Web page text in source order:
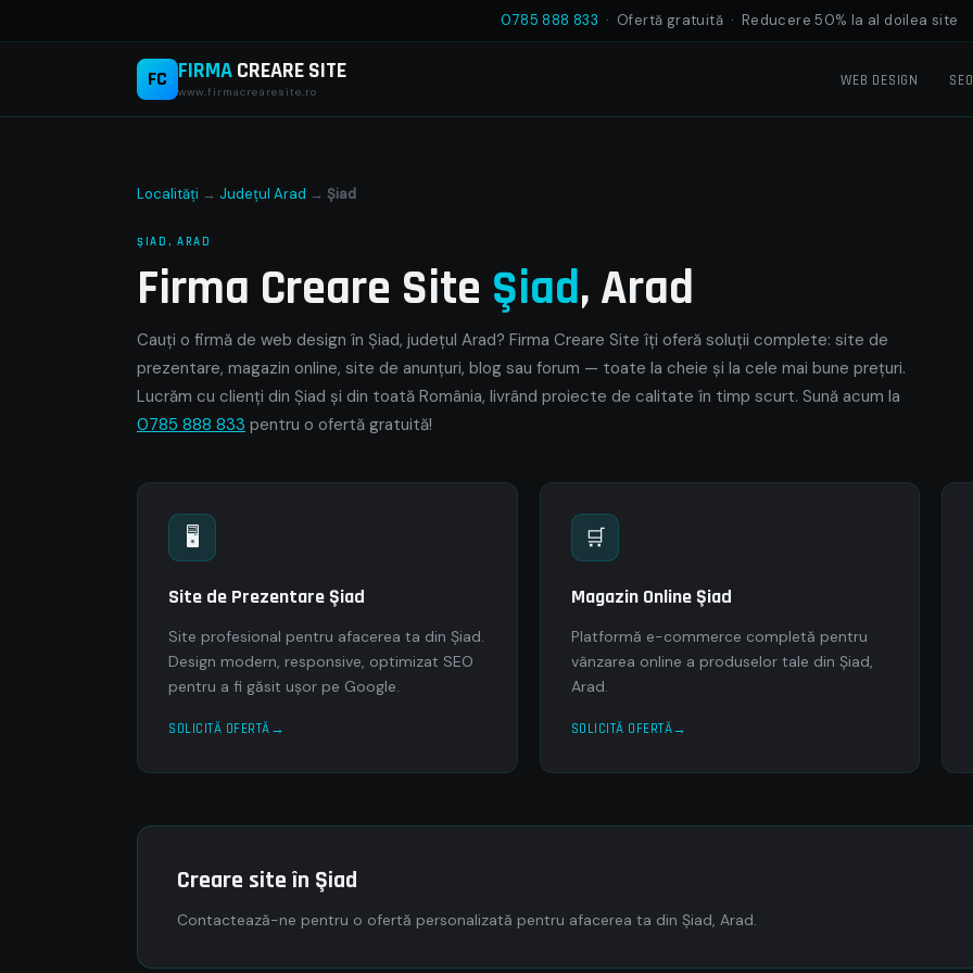
0785 888 833 · Ofertă gratuită · Reducere 50% la al doilea site
FC FIRMACREARE SITE
www.firmacrearesite.ro
WEB DESIGN SEO
Localități → Județul Arad → Şiad
ŞIAD, ARAD
Firma Creare Site Şiad, Arad
Cauți o firmă de web design în Şiad, județul Arad? Firma Creare Site îți oferă soluții complete: site de
prezentare, magazin online, site de anunțuri, blog sau forum — toate la cheie și la cele mai bune prețuri.
Lucrăm cu clienți din Şiad și din toată România, livrând proiecte de calitate în timp scurt. Sună acum la
0785 888 833 pentru o ofertă gratuită!
🖥
Site de Prezentare Şiad
Site profesional pentru afacerea ta din Şiad.
Design modern, responsive, optimizat SEO
pentru a fi găsit ușor pe Google.
SOLICITĂ OFERTĂ
🛒
Magazin Online Şiad
Platformă e-commerce completă pentru
vânzarea online a produselor tale din Şiad,
Arad.
SOLICITĂ OFERTĂ
Creare site în Şiad
Contactează-ne pentru o ofertă personalizată pentru afacerea ta din Şiad, Arad.